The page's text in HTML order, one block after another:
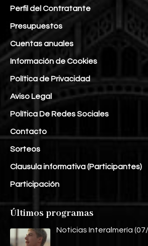
Perfil del Contratante
Presupuestos
Cuentas anuales
Información de Cookies
Política de Privacidad
Aviso Legal
Política De Redes Sociales
Contacto
Sorteos
Clausula informativa (Participantes)
Participación
Últimos programas
Noticias Interalmería